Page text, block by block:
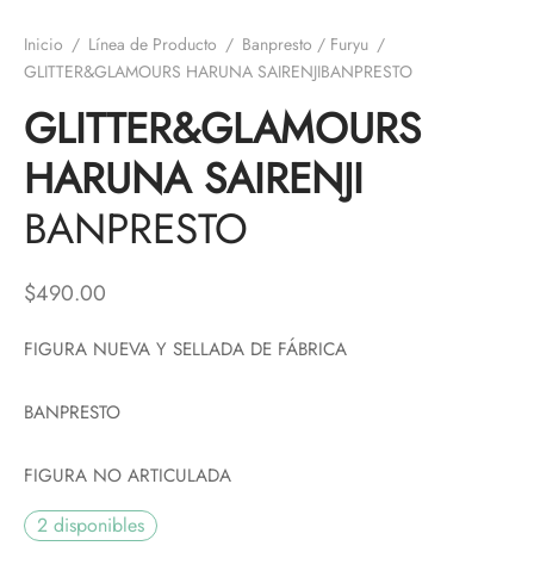
Inicio / Línea de Producto / Banpresto / Furyu /
GLITTER&GLAMOURS HARUNA SAIRENJIBANPRESTO
GLITTER&GLAMOURS
HARUNA SAIRENJI
BANPRESTO
$490.00
FIGURA NUEVA Y SELLADA DE FÁBRICA
BANPRESTO
FIGURA NO ARTICULADA
2 disponibles